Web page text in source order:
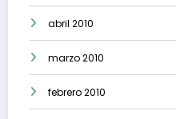
abril 2010
marzo 2010
febrero 2010